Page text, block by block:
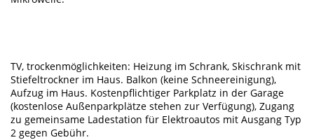
TV, trockenmöglichkeiten: Heizung im Schrank, Skischrank mit
Stiefeltrockner im Haus. Balkon (keine Schneereinigung),
Aufzug im Haus. Kostenpflichtiger Parkplatz in der Garage
(kostenlose Außenparkplätze stehen zur Verfügung), Zugang
zu gemeinsame Ladestation für Elektroautos mit Ausgang Typ
2 gegen Gebühr.